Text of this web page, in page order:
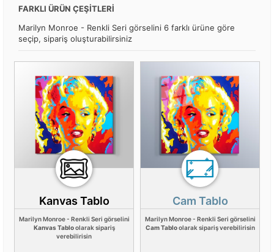
FARKLI ÜRÜN ÇEŞİTLERİ
Marilyn Monroe - Renkli Seri görselini 6 farklı ürüne göre
seçip, sipariş oluşturabilirsiniz
Kanvas Tablo
Marilyn Monroe - Renkli Seri görselini
Kanvas Tabloolarak sipariş
verebilirisin
Cam Tablo
Marilyn Monroe - Renkli Seri görselini
Cam Tabloolarak sipariş verebilirisin